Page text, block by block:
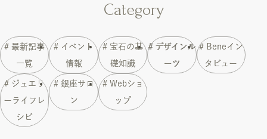
Category
# 最新記事
一覧
# イベント
情報
# 宝石の基
礎知識
# デザインル
ーツ
# Beneイン
タビュー
# ジュエリ
ーライフレ
シピ
# 銀座サロ
ン
# Webショ
ップ